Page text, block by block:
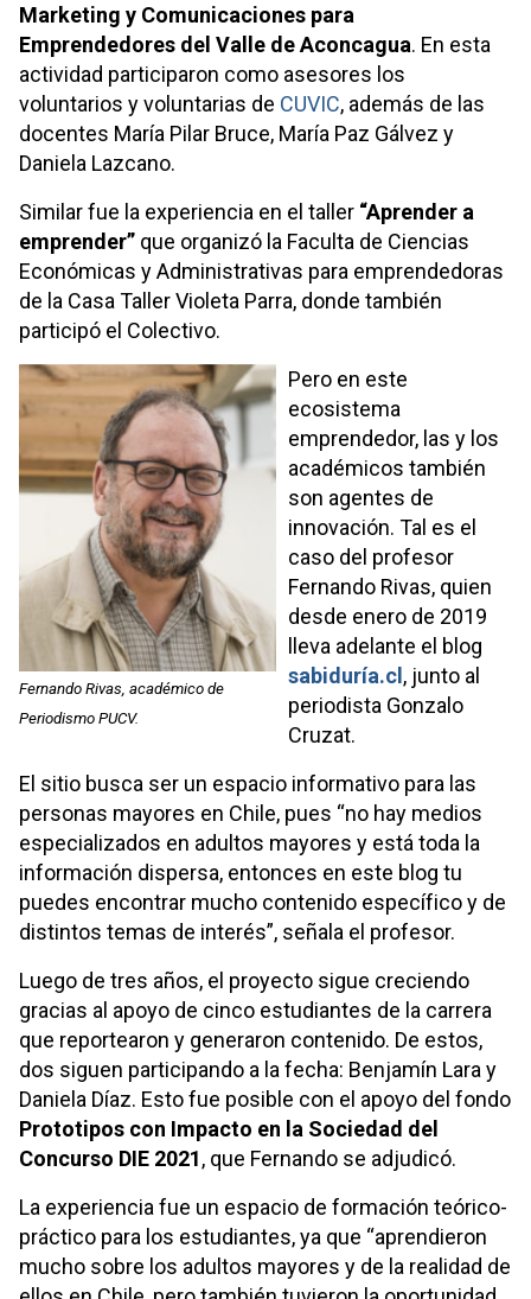
Marketing y Comunicaciones para
Emprendedores del Valle de Aconcagua. En esta
actividad participaron como asesores los
voluntarios y voluntarias de CUVIC, además de las
docentes María Pilar Bruce, María Paz Gálvez y
Daniela Lazcano.
Similar fue la experiencia en el taller “Aprender a
emprender” que organizó la Faculta de Ciencias
Económicas y Administrativas para emprendedoras
de la Casa Taller Violeta Parra, donde también
participó el Colectivo.
Fernando Rivas, académico de
Periodismo PUCV.
Pero en este
ecosistema
emprendedor, las y los
académicos también
son agentes de
innovación. Tal es el
caso del profesor
Fernando Rivas, quien
desde enero de 2019
lleva adelante el blog
sabiduría.cl , junto al
periodista Gonzalo
Cruzat.
El sitio busca ser un espacio informativo para las
personas mayores en Chile, pues “no hay medios
especializados en adultos mayores y está toda la
información dispersa, entonces en este blog tu
puedes encontrar mucho contenido específico y de
distintos temas de interés”, señala el profesor.
Luego de tres años, el proyecto sigue creciendo
gracias al apoyo de cinco estudiantes de la carrera
que reportearon y generaron contenido. De estos,
dos siguen participando a la fecha: Benjamín Lara y
Daniela Díaz. Esto fue posible con el apoyo del fondo
Prototipos con Impacto en la Sociedad del
Concurso DIE 2021, que Fernando se adjudicó.
La experiencia fue un espacio de formación teórico-
práctico para los estudiantes, ya que “aprendieron
mucho sobre los adultos mayores y de la realidad de